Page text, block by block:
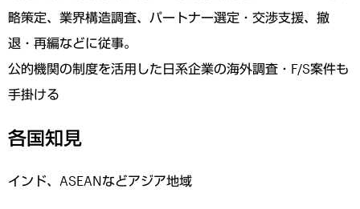
略策定、業界構造調査、パートナー選定・交渉支援、撤
退・再編などに従事。
公的機関の制度を活用した日系企業の海外調査・F/S案件も
手掛ける
各国知見
インド、ASEANなどアジア地域